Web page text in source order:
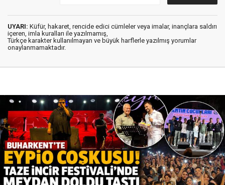
UYARI: Küfür, hakaret, rencide edici cümleler veya imalar, inançlara saldırı
içeren, imla kuralları ile yazılmamış,
Türkçe karakter kullanılmayan ve büyük harflerle yazılmış yorumlar
onaylanmamaktadır.